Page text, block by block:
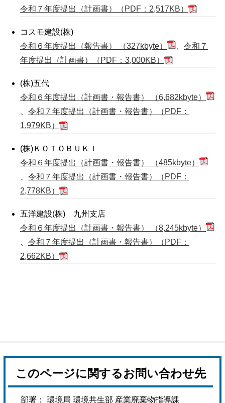
令和７年度提出（計画書）（PDF：2,517KB）
コスモ建設(株)
令和６年度提出（報告書） （327kbyte）
令和７
年度提出（計画書）（PDF：3,000KB）
(株)五代
令和６年度提出（計画書・報告書） （6,682kbyte）
令和７年度提出（計画書・報告書）（PDF：
1,979KB）
(株)ＫＯＴＯＢＵＫＩ
令和６年度提出（計画書・報告書） （485kbyte）
令和７年度提出（計画書・報告書）（PDF：
2,778KB）
五洋建設(株) 九州支店
令和６年度提出（計画書・報告書） （8,245kbyte）
令和７年度提出（計画書・報告書）（PDF：
2,662KB）
このページに関するお問い合わせ先
部署： 環境局 環境共生部 産業廃棄物指導課